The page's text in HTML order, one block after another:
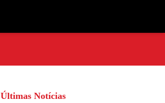
Últimas Notícias